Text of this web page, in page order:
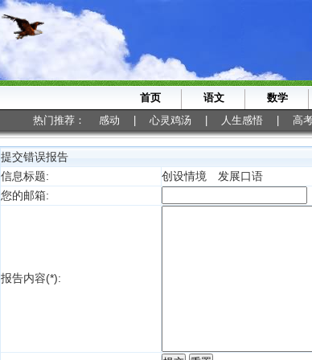
首页 语文 数学
热门推荐： 感动 心灵鸡汤 人生感悟 高
提交错误报告
信息标题:
创设情境 发展口语
您的邮箱:
报告内容(*):